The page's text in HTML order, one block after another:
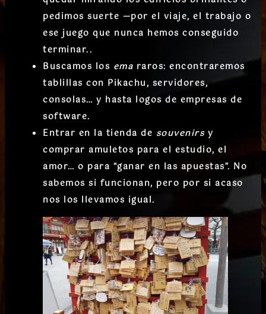
pedimos suerte —por el viaje, el trabajo o
ese juego que nunca hemos conseguido
terminar..
Buscamos los ema raros: encontraremos
tablillas con Pikachu, servidores,
consolas… y hasta logos de empresas de
software.
Entrar en la tienda de souvenirs y
comprar amuletos para el estudio, el
amor… o para “ganar en las apuestas”. No
sabemos si funcionan, pero por si acaso
nos los llevamos igual.